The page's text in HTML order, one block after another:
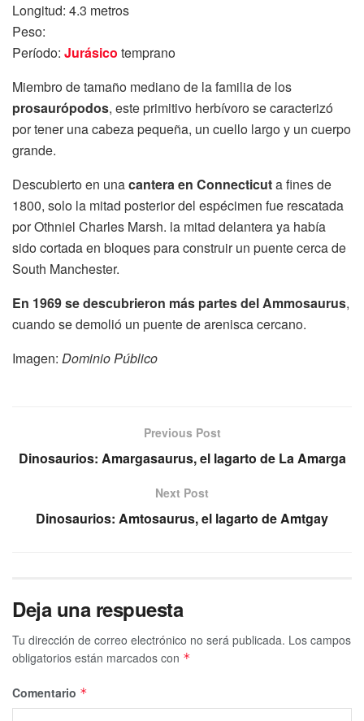
Longitud: 4.3 metros
Peso:
Período: Jurásico temprano
Miembro de tamaño mediano de la familia de los
prosaurópodos, este primitivo herbívoro se caracterizó
por tener una cabeza pequeña, un cuello largo y un cuerpo
grande.
Descubierto en unacantera en Connecticuta fines de
1800, solo la mitad posterior del espécimen fue rescatada
por Othniel Charles Marsh. la mitad delantera ya había
sido cortada en bloques para construir un puente cerca de
South Manchester.
En 1969 se descubrieron más partes del Ammosaurus,
cuando se demolió un puente de arenisca cercano.
Imagen: Dominio Público
Previous Post
Dinosaurios: Amargasaurus, el lagarto de La Amarga
Next Post
Dinosaurios: Amtosaurus, el lagarto de Amtgay
Deja una respuesta
Tu dirección de correo electrónico no será publicada. Los campos
obligatorios están marcados con *
Comentario *